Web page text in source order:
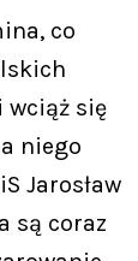
co
wciąż się
niego
Jarosław
są coraz